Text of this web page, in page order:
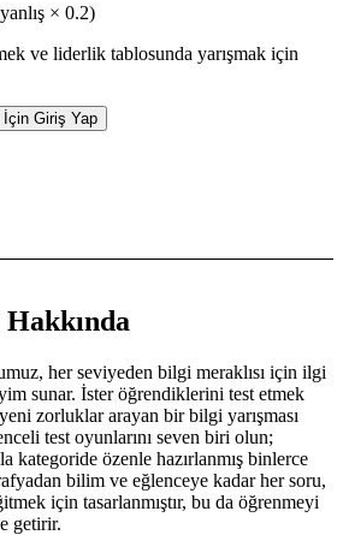
× 0.2)
ve liderlik tablosunda yarışmak için
İçin Giriş Yap
Hakkında
her seviyeden bilgi meraklısı için ilgi
sunar. İster öğrendiklerini test etmek
zorluklar arayan bir bilgi yarışması
test oyunlarını seven biri olun;
kategoride özenle hazırlanmış binlerce
bilim ve eğlenceye kadar her soru,
için tasarlanmıştır, bu da öğrenmeyi
getirir.